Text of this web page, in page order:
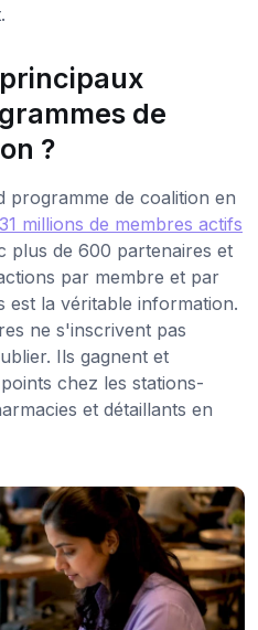
de
?
programme de coalition en
millions de membres actifs
plus de 600 partenaires et
par membre et par
est la véritable information.
ne s'inscrivent pas
Ils gagnent et
chez les stations-
et détaillants en